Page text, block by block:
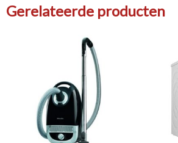
Gerelateerde producten